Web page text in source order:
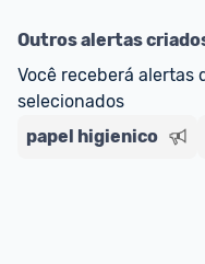
Outros alertas
Você receberá alertas
selecionados
papel higienico